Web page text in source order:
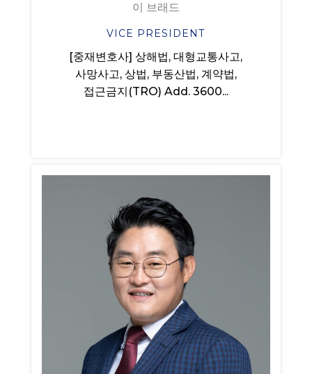
이 브래드
VICE PRESIDENT
[중재변호사] 상해법, 대형교통사고,
사망사고, 상법, 부동산법, 계약법,
접근금지(TRO) Add. 3600...